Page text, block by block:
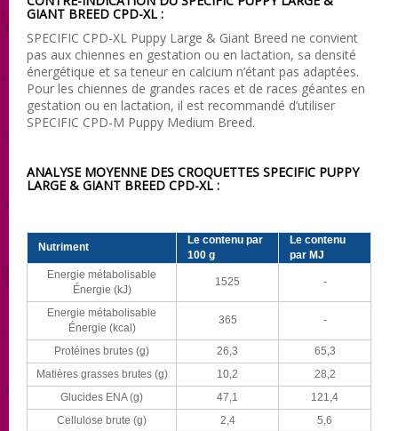
GIANT BREED CPD-XL :
SPECIFIC CPD-XL Puppy Large & Giant Breed ne convient
pas aux chiennes en gestation ou en lactation, sa densité
énergétique et sa teneur en calcium n’étant pas adaptées.
Pour les chiennes de grandes races et de races géantes en
gestation ou en lactation, il est recommandé d’utiliser
SPECIFIC CPD-M Puppy Medium Breed.
ANALYSE MOYENNE DES CROQUETTES SPECIFIC PUPPY
LARGE & GIANT BREED CPD-XL :
Nutriment
Le contenu par
100 g
Le contenu
par MJ
Energie métabolisable
Énergie (kJ)
1525 -
Energie métabolisable
Énergie (kcal)
365 -
Protéines brutes (g) 26,3
65,3
Matières grasses brutes (g)
10,2
28,2
Glucides ENA (g)
47,1
121,4
Cellulose brute (g)
2,4
5,6